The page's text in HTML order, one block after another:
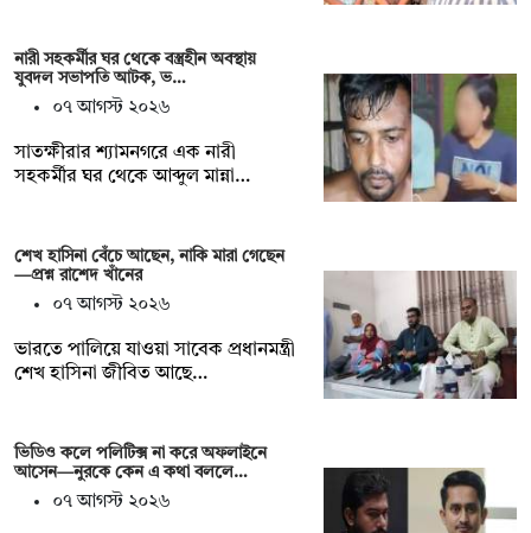
নারী সহকর্মীর ঘর থেকে বস্ত্রহীন অবস্থায়
যুবদল সভাপতি আটক, ভ…
০৭ আগস্ট ২০২৬
সাতক্ষীরার শ্যামনগরে এক নারী
সহকর্মীর ঘর থেকে আব্দুল মান্না…
শেখ হাসিনা বেঁচে আছেন, নাকি মারা গেছেন
—প্রশ্ন রাশেদ খাঁনের
০৭ আগস্ট ২০২৬
ভারতে পালিয়ে যাওয়া সাবেক প্রধানমন্ত্রী
শেখ হাসিনা জীবিত আছে…
ভিডিও কলে পলিটিক্স না করে অফলাইনে
আসেন—নুরকে কেন এ কথা বললে…
০৭ আগস্ট ২০২৬